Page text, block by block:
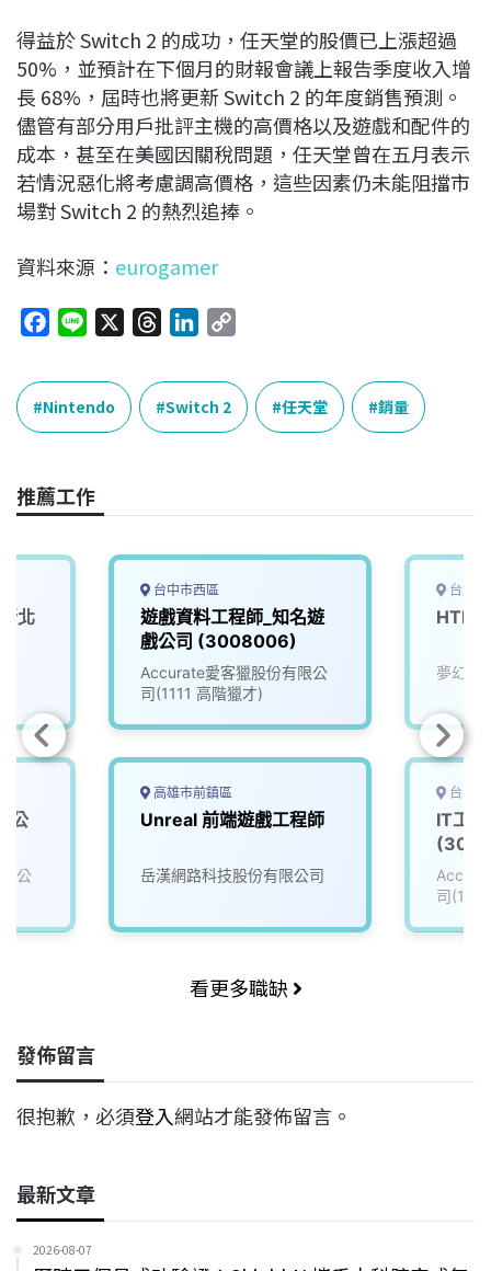
得益於 Switch 2 的成功，任天堂的股價已上漲超過
50%，並預計在下個月的財報會議上報告季度收入增
長 68%，屆時也將更新 Switch 2 的年度銷售預測。
儘管有部分用戶批評主機的高價格以及遊戲和配件的
成本，甚至在美國因關稅問題，任天堂曾在五月表示
若情況惡化將考慮調高價格，這些因素仍未能阻擋市
場對 Switch 2 的熱烈追捧。
資料來源： eurogamer
c
e
b
o
k
n
e
r
e
a
n
k
e
n
p
L
k
Nintendo Switch 2 任天堂 銷量
推薦工作
北
公
公
台中市西區
遊戲資料工程師_知名遊
戲公司 (3008006)
Accurate愛客獵股份有限公
司(1111 高階獵才)
高雄市前鎮區
Unreal 前端遊戲工程師
岳漢網路科技股份有限公司
台北
夢幻互
台中
IT工
司
看更多職缺
發佈留言
很抱歉，必須登入網站才能發佈留言。
最新文章
2026-08-07